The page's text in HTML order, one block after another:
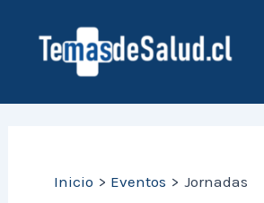
contenido
Inicio Eventos Jornadas